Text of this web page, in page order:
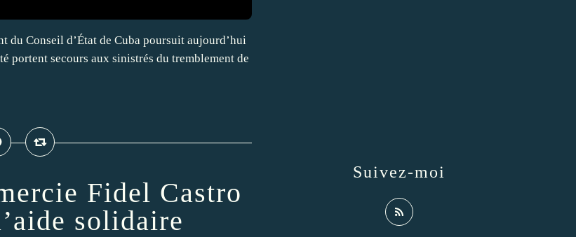
du Conseil d’État de Cuba poursuit aujourd’hui
portent secours aux sinistrés du tremblement de
Fidel Castro
solidaire
Suivez-moi